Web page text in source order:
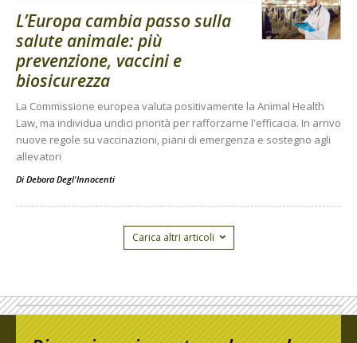
L’Europa cambia passo sulla
salute animale: più
prevenzione, vaccini e
biosicurezza
La Commissione europea valuta positivamente la Animal Health
Law, ma individua undici priorità per rafforzarne l'efficacia. In arrivo
nuove regole su vaccinazioni, piani di emergenza e sostegno agli
allevatori
Di Debora Degl'Innocenti
Carica altri articoli